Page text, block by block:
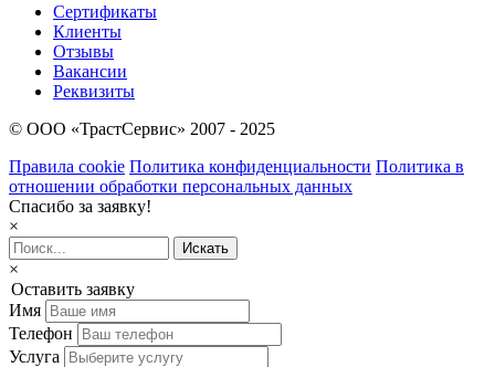
Сертификаты
Клиенты
Отзывы
Вакансии
Реквизиты
© OOO «ТрастСервис» 2007 - 2025
Правила cookie Политика конфиденциальности Политика в
отношении обработки персональных данных
Спасибо за заявку!
×
×
Оставить заявку
Имя
Телефон
Услуга